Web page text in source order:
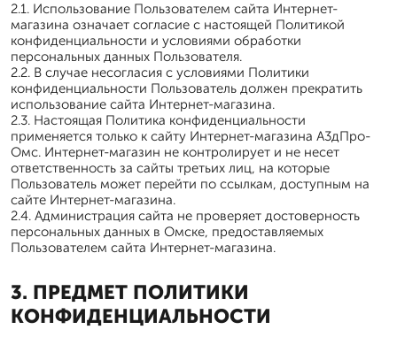
2.1. Использование Пользователем сайта Интернет-
магазина означает согласие с настоящей Политикой
конфиденциальности и условиями обработки
персональных данных Пользователя.
2.2. В случае несогласия с условиями Политики
конфиденциальности Пользователь должен прекратить
использование сайта Интернет-магазина.
2.3. Настоящая Политика конфиденциальности
применяется только к сайту Интернет-магазина А3дПро-
Омс. Интернет-магазин не контролирует и не несет
ответственность за сайты третьих лиц, на которые
Пользователь может перейти по ссылкам, доступным на
сайте Интернет-магазина.
2.4. Администрация сайта не проверяет достоверность
персональных данных в Омске, предоставляемых
Пользователем сайта Интернет-магазина.
3. ПРЕДМЕТ ПОЛИТИКИ
КОНФИДЕНЦИАЛЬНОСТИ